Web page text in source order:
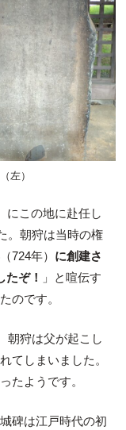
左）
にこの地に赴任し
。朝狩は当時の権
（724年） に創建さ
ぞ！
」と喧伝す
のです。
朝狩は父が起こし
てしまいました。
たようです。
碑は江戸時代の初